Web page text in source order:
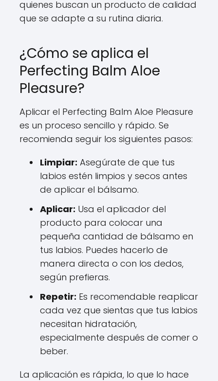
quienes buscan un producto de calidad
que se adapte a su rutina diaria.
¿Cómo se aplica el
Perfecting Balm Aloe
Pleasure?
Aplicar el Perfecting Balm Aloe Pleasure
es un proceso sencillo y rápido. Se
recomienda seguir los siguientes pasos:
Limpiar: Asegúrate de que tus
labios estén limpios y secos antes
de aplicar el bálsamo.
Aplicar: Usa el aplicador del
producto para colocar una
pequeña cantidad de bálsamo en
tus labios. Puedes hacerlo de
manera directa o con los dedos,
según prefieras.
Repetir: Es recomendable reaplicar
cada vez que sientas que tus labios
necesitan hidratación,
especialmente después de comer o
beber.
La aplicación es rápida, lo que lo hace